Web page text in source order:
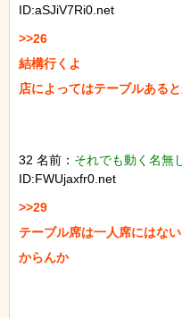
ID:aSJiV7Ri0.net
>>26
結構行くよ
店によってはテーブルある
32 名前： それでも動く名無
ID:FWUjaxfr0.net
>>29
テーブル席は一人席にはな
からんか